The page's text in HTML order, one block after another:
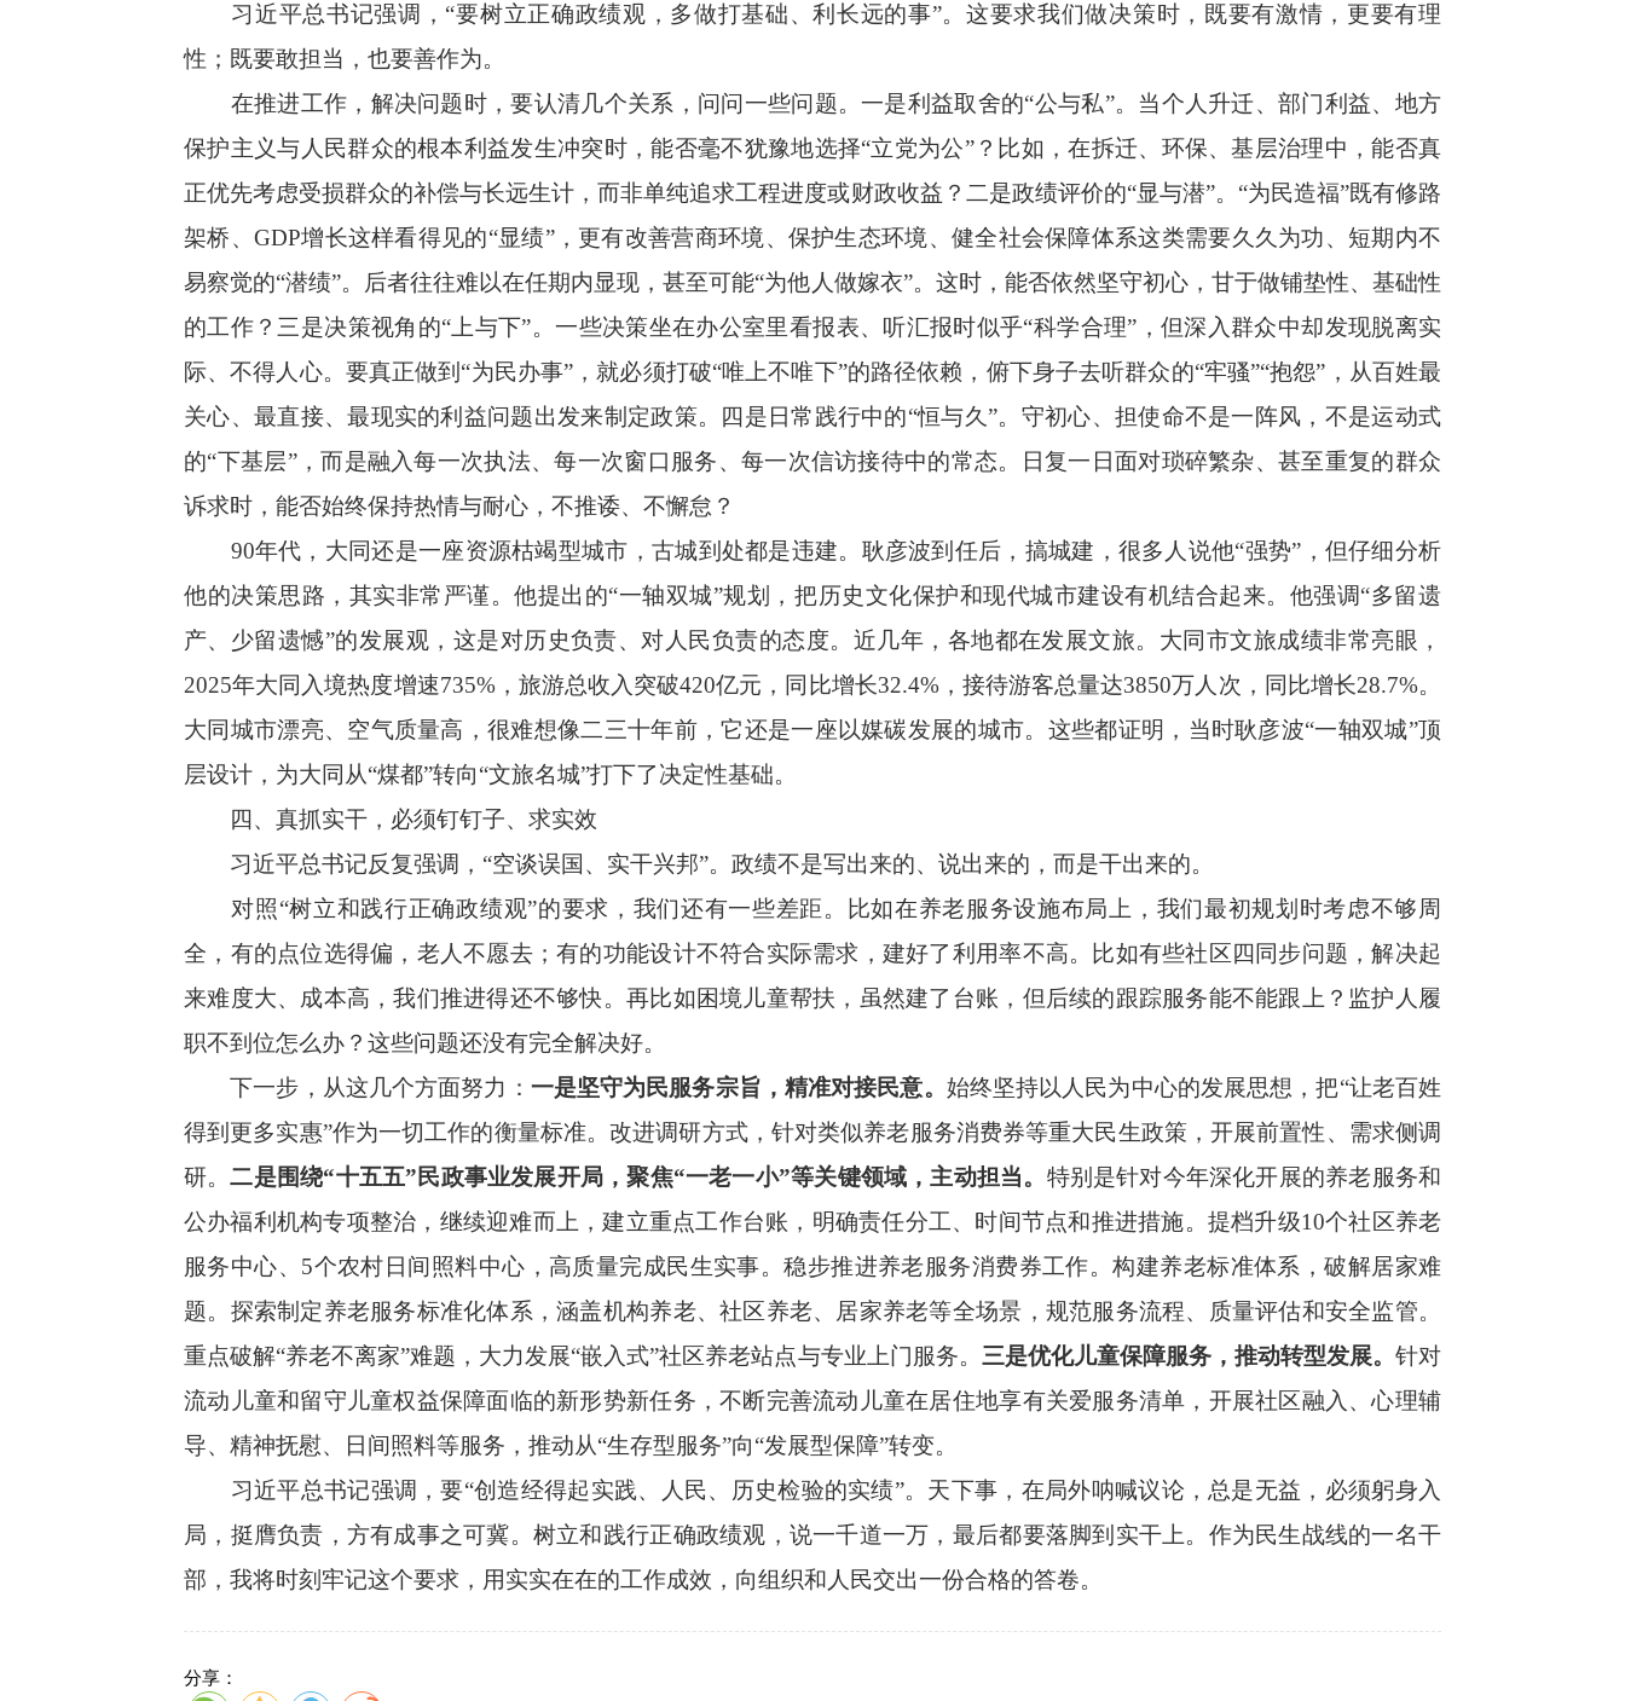
习近平总书记强调，“要树立正确政绩观，多做打基础、利长远的事”。这要求我们做决策时，既要有激情，更要有理
性；既要敢担当，也要善作为。
在推进工作，解决问题时，要认清几个关系，问问一些问题。一是利益取舍的“公与私”。当个人升迁、部门利益、地方
保护主义与人民群众的根本利益发生冲突时，能否毫不犹豫地选择“立党为公”？比如，在拆迁、环保、基层治理中，能否真
正优先考虑受损群众的补偿与长远生计，而非单纯追求工程进度或财政收益？二是政绩评价的“显与潜”。“为民造福”既有修路
架桥、GDP增长这样看得见的“显绩”，更有改善营商环境、保护生态环境、健全社会保障体系这类需要久久为功、短期内不
易察觉的“潜绩”。后者往往难以在任期内显现，甚至可能“为他人做嫁衣”。这时，能否依然坚守初心，甘于做铺垫性、基础性
的工作？三是决策视角的“上与下”。一些决策坐在办公室里看报表、听汇报时似乎“科学合理”，但深入群众中却发现脱离实
际、不得人心。要真正做到“为民办事”，就必须打破“唯上不唯下”的路径依赖，俯下身子去听群众的“牢骚”“抱怨”，从百姓最
关心、最直接、最现实的利益问题出发来制定政策。四是日常践行中的“恒与久”。守初心、担使命不是一阵风，不是运动式
的“下基层”，而是融入每一次执法、每一次窗口服务、每一次信访接待中的常态。日复一日面对琐碎繁杂、甚至重复的群众
诉求时，能否始终保持热情与耐心，不推诿、不懈怠？
90年代，大同还是一座资源枯竭型城市，古城到处都是违建。耿彦波到任后，搞城建，很多人说他“强势”，但仔细分析
他的决策思路，其实非常严谨。他提出的“一轴双城”规划，把历史文化保护和现代城市建设有机结合起来。他强调“多留遗
产、少留遗憾”的发展观，这是对历史负责、对人民负责的态度。近几年，各地都在发展文旅。大同市文旅成绩非常亮眼，
2025年大同入境热度增速735%，旅游总收入突破420亿元，同比增长32.4%，接待游客总量达3850万人次，同比增长28.7%。
大同城市漂亮、空气质量高，很难想像二三十年前，它还是一座以媒碳发展的城市。这些都证明，当时耿彦波“一轴双城”顶
层设计，为大同从“煤都”转向“文旅名城”打下了决定性基础。
四、真抓实干，必须钉钉子、求实效
习近平总书记反复强调，“空谈误国、实干兴邦”。政绩不是写出来的、说出来的，而是干出来的。
对照“树立和践行正确政绩观”的要求，我们还有一些差距。比如在养老服务设施布局上，我们最初规划时考虑不够周
全，有的点位选得偏，老人不愿去；有的功能设计不符合实际需求，建好了利用率不高。比如有些社区四同步问题，解决起
来难度大、成本高，我们推进得还不够快。再比如困境儿童帮扶，虽然建了台账，但后续的跟踪服务能不能跟上？监护人履
职不到位怎么办？这些问题还没有完全解决好。
下一步，从这几个方面努力： 一是坚守为民服务宗旨，精准对接民意。 始终坚持以人民为中心的发展思想，把“让老百姓
得到更多实惠”作为一切工作的衡量标准。改进调研方式，针对类似养老服务消费券等重大民生政策，开展前置性、需求侧调
研。二是围绕“十五五”民政事业发展开局，聚焦“一老一小”等关键领域，主动担当。 特别是针对今年深化开展的养老服务和
公办福利机构专项整治，继续迎难而上，建立重点工作台账，明确责任分工、时间节点和推进措施。提档升级10个社区养老
服务中心、5个农村日间照料中心，高质量完成民生实事。稳步推进养老服务消费券工作。构建养老标准体系，破解居家难
题。探索制定养老服务标准化体系，涵盖机构养老、社区养老、居家养老等全场景，规范服务流程、质量评估和安全监管。
重点破解“养老不离家”难题，大力发展“嵌入式”社区养老站点与专业上门服务。 三是优化儿童保障服务，推动转型发展。 针对
流动儿童和留守儿童权益保障面临的新形势新任务，不断完善流动儿童在居住地享有关爱服务清单，开展社区融入、心理辅
导、精神抚慰、日间照料等服务，推动从“生存型服务”向“发展型保障”转变。
习近平总书记强调，要“创造经得起实践、人民、历史检验的实绩”。天下事，在局外呐喊议论，总是无益，必须躬身入
局，挺膺负责，方有成事之可冀。树立和践行正确政绩观，说一千道一万，最后都要落脚到实干上。作为民生战线的一名干
部，我将时刻牢记这个要求，用实实在在的工作成效，向组织和人民交出一份合格的答卷。
分享：